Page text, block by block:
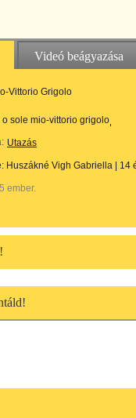
Videó beágyazása
Vittorio Grigolo
o sole mio-vittorio grigolo
Utazás
Huszákné Vigh Gabriella 14
ember.